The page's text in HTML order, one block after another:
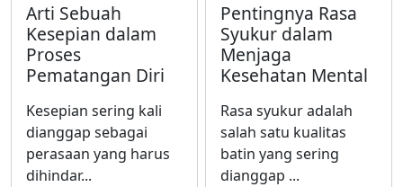
Arti Sebuah
Kesepian dalam
Proses
Pematangan Diri
Kesepian sering kali
dianggap sebagai
perasaan yang harus
dihindar...
Pentingnya Rasa
Syukur dalam
Menjaga
Kesehatan Mental
Rasa syukur adalah
salah satu kualitas
batin yang sering
dianggap ...